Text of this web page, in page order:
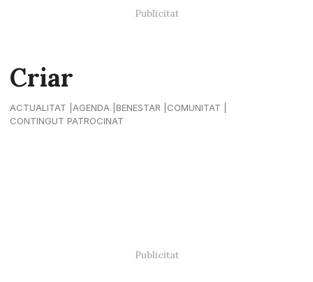
Criar
ACTUALITAT AGENDA BENESTAR
COMUNITAT
CONTINGUT PATROCINAT